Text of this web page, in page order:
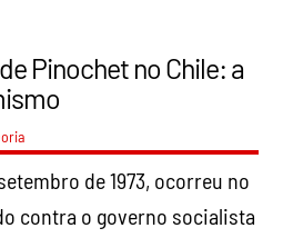
Pinochet no Chile: a
de 1973, ocorreu no
contra o governo socialista